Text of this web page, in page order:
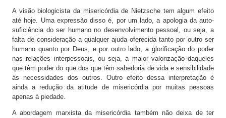
A visão biologicista da misericórdia de Nietzsche tem algum efeito
até hoje. Uma expressão disso é, por um lado, a apologia da auto-
suficiência do ser humano no desenvolvimento pessoal, ou seja, a
falta de consideração a qualquer ajuda oferecida tanto por outro ser
humano quanto por Deus, e por outro lado, a glorificação do poder
nas relações interpessoais, ou seja, a maior valorização daqueles
que têm poder do que dos que têm sabedoria de vida e sensibilidade
às necessidades dos outros. Outro efeito dessa interpretação é
ainda a redução da atitude de misericórdia por muitas pessoas
apenas à piedade.
A abordagem marxista da misericórdia também não deixa de ter